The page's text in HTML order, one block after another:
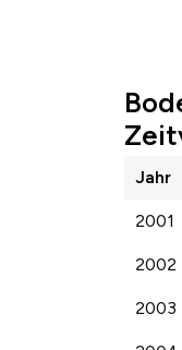
Jahr
2001
2002
2003